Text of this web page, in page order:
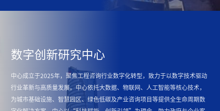
数字创新研究中心
中心成立于2025年，聚焦工程咨询行业数字化转型，致力于以数字技术驱动
行业革新与高质量发展。中心依托大数据、物联网、人工智能等核心技术，
为城市基础设施、智慧园区、绿色低碳及产业咨询项目等提供全生命周期数